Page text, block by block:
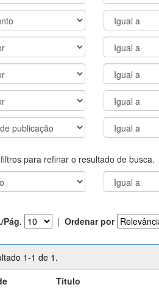
para refinar o resultado de busca.
Pág. | Ordenar por
1-1 de 1.
Título